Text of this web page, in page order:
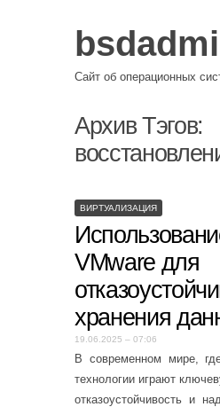
Сайт об операционных
Архив Тэгов:
ВИРТУАЛИЗАЦИЯ
VMware для
хранения
19.06.2025 – 07:06
В современном мире,
технологии играют
отказоустойчивость и